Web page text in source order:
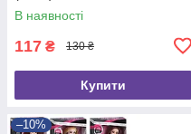
В наявності
117 ₴ 130 ₴
Купити
–10%